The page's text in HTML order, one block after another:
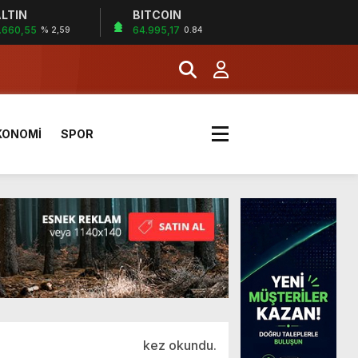
% 2,59
BITCOIN
64.995,17 0.84
SPOR
kez okundu.